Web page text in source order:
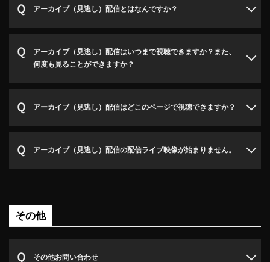
アーカイブ（見逃し）配信とはなんですか？
アーカイブ（見逃し）配信はいつまで視聴できますか？また、
何度も見ることができますか？
アーカイブ（見逃し）配信はどこのページで視聴できますか？
アーカイブ（見逃し）配信の配信ライブ映像が始まりません。
その他
その他お問い合わせ